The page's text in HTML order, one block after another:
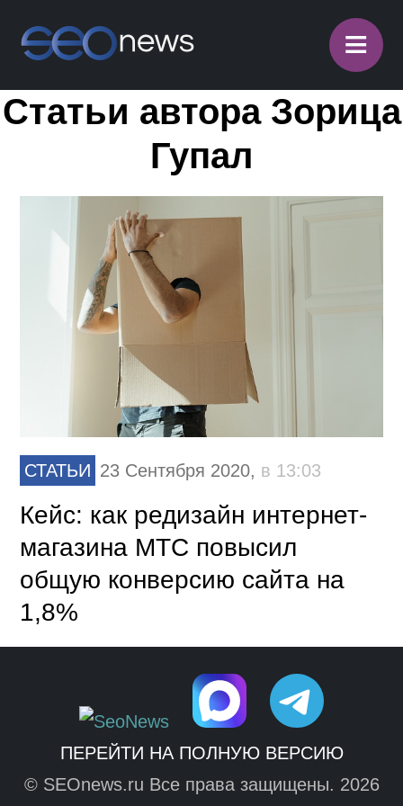
≡
Статьи автора Зорица
Гупал
СТАТЬИ 23 Сентября 2020, в 13:03
Кейс: как редизайн интернет-
магазина МТС повысил
общую конверсию сайта на
1,8%
ПЕРЕЙТИ НА ПОЛНУЮ ВЕРСИЮ
© SEOnews.ru Все права защищены. 2026